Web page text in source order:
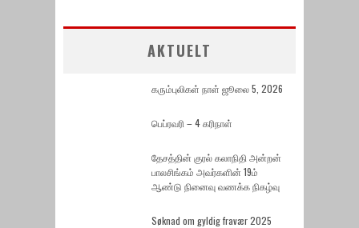
AKTUELT
கரும்புலிகள் நாள் ஜூலை 5, 2026
பெப்ரவரி – 4 கரிநாள்
தேசத்தின் குரல் கலாநிதி அன்றன்
பாலசிங்கம் அவர்களின் 19ம்
ஆண்டு நினைவு வணக்க நிகழ்வு
Søknad om gyldig fravær 2025